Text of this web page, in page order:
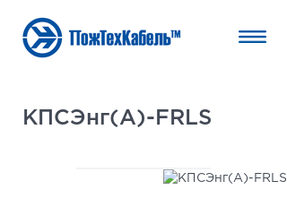
КПСЭнг(А)-FRLS